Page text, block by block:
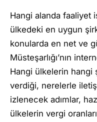
Hangi alanda faaliyet
ülkedeki en uygun
konularda en net ve
Müsteşarlığı’nın
Hangi ülkelerin hangi
verdiği, nerelerle
izlenecek adımlar,
ülkelerin vergi